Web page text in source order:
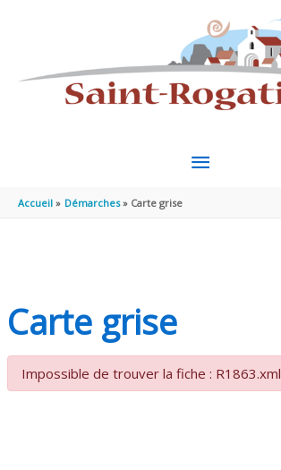
MENU
Accueil Démarches Carte grise
Carte grise
Impossible de trouver la fiche : R1863.xml